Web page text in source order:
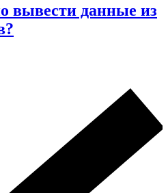
вывести данные из